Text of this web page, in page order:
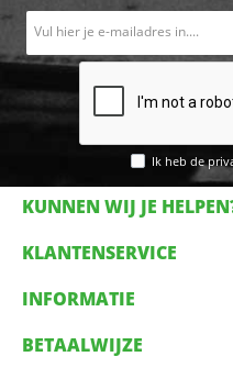
Ik heb de
KUNNEN WIJ JE
KLANTENSERVICE
INFORMATIE
BETAALWIJZE